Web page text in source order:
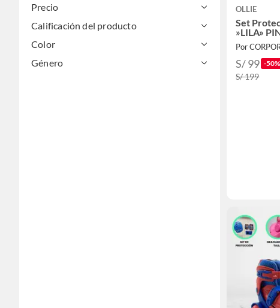
Precio
Calificación del producto
Color
Género
OLLIE
Set
»LILA»
Por
S/ 99 -50%
S/ 199